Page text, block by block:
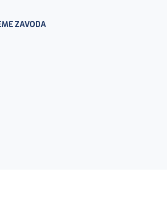
ponedeljak-petak 7-